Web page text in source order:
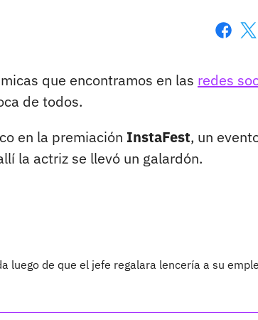
que encontramos en las redes
de todos.
en la premiación InstaFest, un
la actriz se llevó un galardón.
luego de que el jefe regalara lencería a su